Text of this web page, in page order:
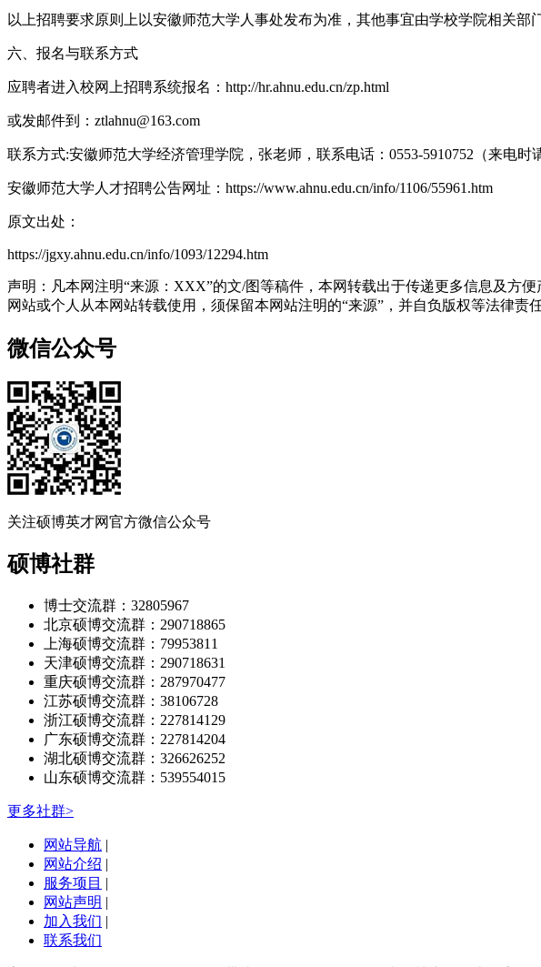
以上招聘要求原则上以安徽师范大学人事处发布为准，其他事宜由学校学院相关部
六、报名与联系方式
应聘者进入校网上招聘系统报名：http://hr.ahnu.edu.cn/zp.html
或发邮件到：ztlahnu@163.com
联系方式:安徽师范大学经济管理学院，张老师，联系电话：0553-5910752（来电时
安徽师范大学人才招聘公告网址：https://www.ahnu.edu.cn/info/1106/55961.htm
原文出处：
https://jgxy.ahnu.edu.cn/info/1093/12294.htm
声明：凡本网注明“来源：XXX”的文/图等稿件，本网转载出于传递更多信息及方
网站或个人从本网站转载使用，须保留本网站注明的“来源”，并自负版权等法律责
微信公众号
关注硕博英才网官方微信公众号
硕博社群
博士交流群：32805967
北京硕博交流群：290718865
上海硕博交流群：79953811
天津硕博交流群：290718631
重庆硕博交流群：287970477
江苏硕博交流群：38106728
浙江硕博交流群：227814129
广东硕博交流群：227814204
湖北硕博交流群：326626252
山东硕博交流群：539554015
更多社群>
网站导航 |
网站介绍 |
服务项目 |
网站声明 |
加入我们 |
联系我们